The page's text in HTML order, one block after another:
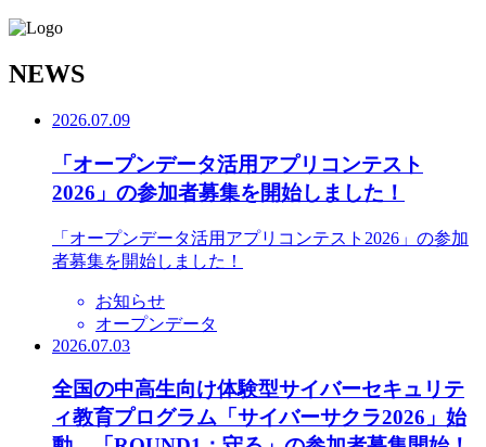
NEWS
2026.07.09
「オープンデータ活用アプリコンテスト
2026」の参加者募集を開始しました！
「オープンデータ活用アプリコンテスト2026」の参加
者募集を開始しました！
お知らせ
オープンデータ
2026.07.03
全国の中高生向け体験型サイバーセキュリテ
ィ教育プログラム「サイバーサクラ2026」始